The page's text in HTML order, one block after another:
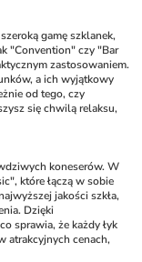
gamę szklanek,
"Convention" czy "Bar
zastosowaniem.
a ich wyjątkowy
od tego, czy
się chwilą relaksu,
koneserów. W
które łączą w sobie
jakości szkła,
Dzięki
sprawia, że każdy łyk
atrakcyjnych cenach,